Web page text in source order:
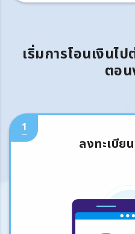
เริ่มการโอนเงินไ
ตอน
1
ลงทะเบี